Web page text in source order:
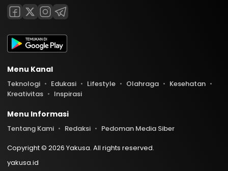
Menu Kanal
Teknologi Edukasi Lifestyle Olahraga
Kesehatan
Kreativitas
Inspirasi
Menu Informasi
Tentang Kami Redaksi
Pedoman Media Siber
Copyright © 2026 Yakusa. All rights reserved.
yakusa.id